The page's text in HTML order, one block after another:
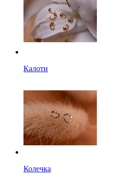
Калоти
Колечка